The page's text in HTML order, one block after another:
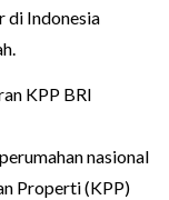
di Indonesia
KPP BRI
nasional
Properti (KPP)